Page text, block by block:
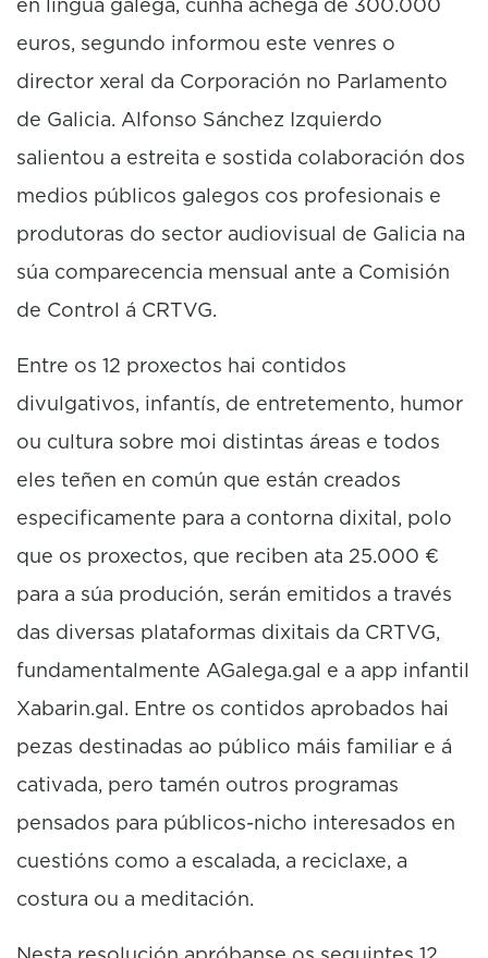
euros, segundo informou este venres o
director xeral da Corporación no Parlamento
de Galicia. Alfonso Sánchez Izquierdo
salientou a estreita e sostida colaboración dos
medios públicos galegos cos profesionais e
produtoras do sector audiovisual de Galicia na
súa comparecencia mensual ante a Comisión
de Control á CRTVG.
Entre os 12 proxectos hai contidos
divulgativos, infantís, de entretemento, humor
ou cultura sobre moi distintas áreas e todos
eles teñen en común que están creados
especificamente para a contorna dixital, polo
que os proxectos, que reciben ata 25.000 €
para a súa produción, serán emitidos a través
das diversas plataformas dixitais da CRTVG,
fundamentalmente AGalega.gal e a app infantil
Xabarin.gal. Entre os contidos aprobados hai
pezas destinadas ao público máis familiar e á
cativada, pero tamén outros programas
pensados para públicos-nicho interesados en
cuestións como a escalada, a reciclaxe, a
costura ou a meditación.